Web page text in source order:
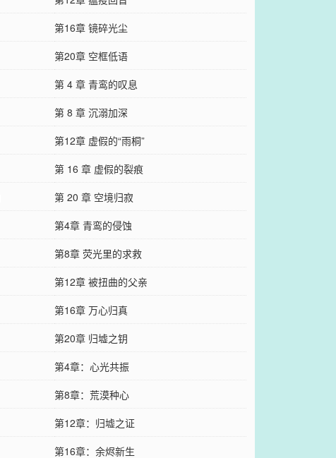
第16章 镜碎光尘
第20章 空框低语
第 4 章 青鸾的叹息
第 8 章 沉溺加深
第12章 虚假的“雨桐”
第 16 章 虚假的裂痕
第 20 章 空境归寂
第4章 青鸾的侵蚀
第8章 荧光里的求救
第12章 被扭曲的父亲
第16章 万心归真
第20章 归墟之钥
第4章：心光共振
第8章：荒漠种心
第12章：归墟之证
第16章：余烬新生